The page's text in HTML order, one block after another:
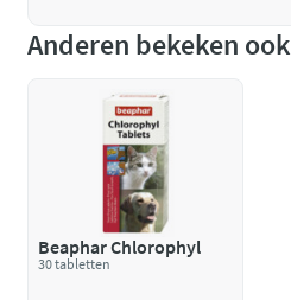
Anderen bekeken ook
Beaphar Chlorophyl
30 tabletten